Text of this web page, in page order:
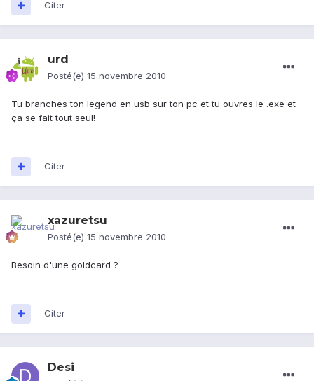
Citer
urd
Posté(e) 15 novembre 2010
Tu branches ton legend en usb sur ton pc et tu ouvres le .exe et
ça se fait tout seul!
Citer
xazuretsu
Posté(e) 15 novembre 2010
Besoin d'une goldcard ?
Citer
Desi